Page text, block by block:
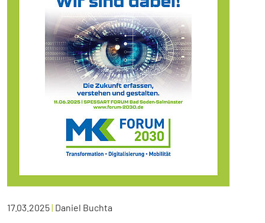
17.03.2025| Daniel Buchta